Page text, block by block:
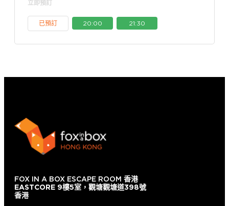
立即預訂
已預訂 20:00 21:30
FOX IN A BOX ESCAPE ROOM 香港
EASTCORE 9樓5室，觀塘觀塘道398號
香港